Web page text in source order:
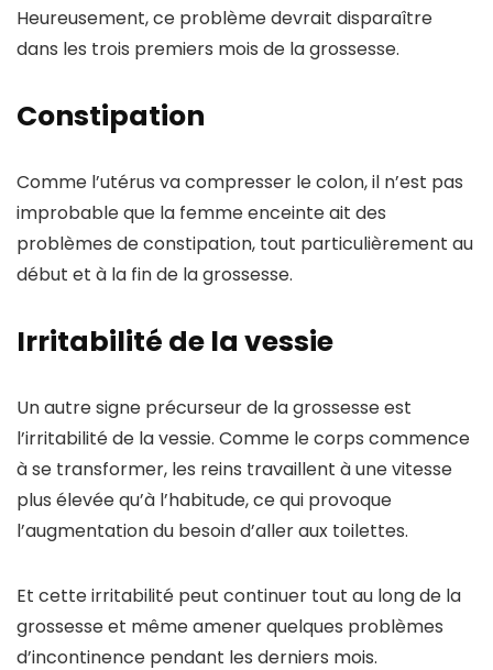
Heureusement, ce problème devrait disparaître
dans les trois premiers mois de la grossesse.
Constipation
Comme l’utérus va compresser le colon, il n’est pas
improbable que la femme enceinte ait des
problèmes de constipation, tout particulièrement au
début et à la fin de la grossesse.
Irritabilité de la vessie
Un autre signe précurseur de la grossesse est
l’irritabilité de la vessie. Comme le corps commence
à se transformer, les reins travaillent à une vitesse
plus élevée qu’à l’habitude, ce qui provoque
l’augmentation du besoin d’aller aux toilettes.
Et cette irritabilité peut continuer tout au long de la
grossesse et même amener quelques problèmes
d’incontinence pendant les derniers mois.